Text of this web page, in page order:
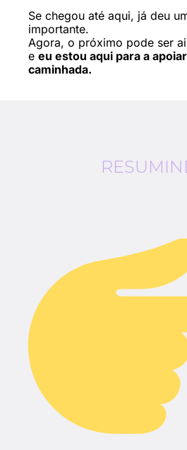
Se chegou até aqui, já deu
importante.
Agora, o próximo pode ser
e eu estou aqui para a
caminhada.